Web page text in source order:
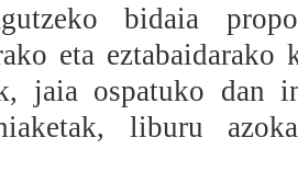
bidaia
eta eztabaidarako
jaia ospatuko dan
liburu